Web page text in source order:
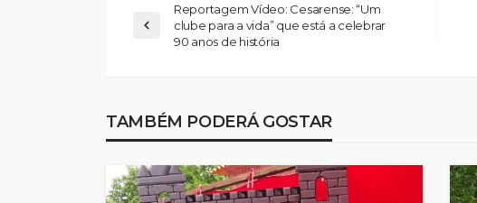
Reportagem Vídeo: Cesarense: “Um
clube para a vida” que está a celebrar
90 anos de história
TAMBÉM PODERÁ GOSTARBeeceler na primeira etapa
Rádio Sintonia 3 dias atrás